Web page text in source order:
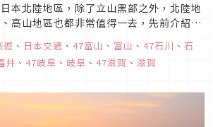
本北陸地區，除了立山黑部之外，北陸地
高山地區也都非常值得一去，先前介紹過
券」，一起來看看怎麼用怎麼玩！
遊 、 日本交通 、 47富山 、 富山 、 47石川 、 石
井 、 47岐阜 、 岐阜 、 47滋賀 、 滋賀